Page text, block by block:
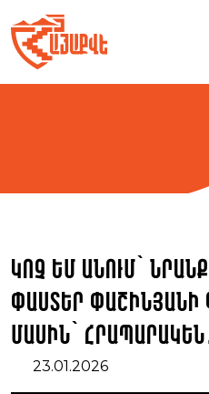
to
content
Կոչ եմ անում՝
փաստեր Փաշինյանի
մասին՝
23.01.2026